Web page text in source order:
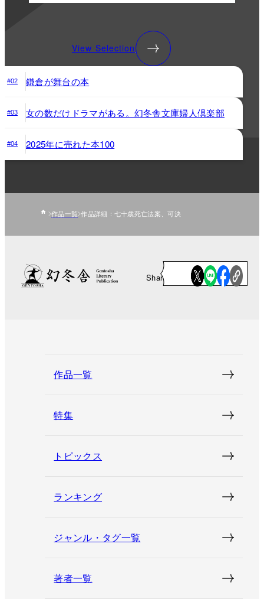
View Selection
#02 鎌倉が舞台の本
#03 女の数だけドラマがある。幻冬舎文庫婦人倶楽部
#04 2025年に売れた本100
作品一覧 作品詳細：七十歳死亡法案、可決
Share
作品一覧
特集
トピックス
ランキング
ジャンル・タグ一覧
著者一覧